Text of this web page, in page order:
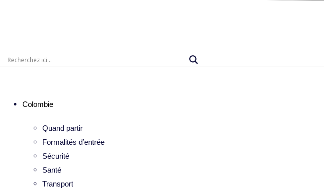
Colombie
Quand partir
Formalités d’entrée
Sécurité
Santé
Transport